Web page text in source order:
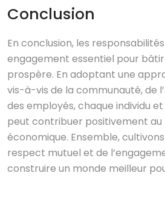
Conclusion
En conclusion, les
engagement essentiel pour
prospère. En adoptant une
vis-à-vis de la communauté, de
des employés, chaque individu
peut contribuer positivement
économique. Ensemble,
respect mutuel et de
construire un monde meilleur